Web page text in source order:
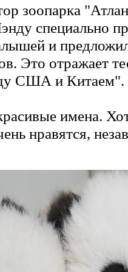
зоопарка
специально
и
Это отражает
США и Китаем".
имена.
нравятся,